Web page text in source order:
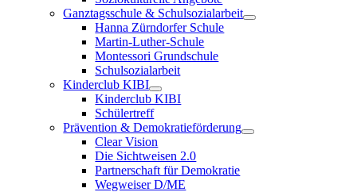
Ganztagsschule & Schulsozialarbeit
Hanna Zürndorfer Schule
Martin-Luther-Schule
Montessori Grundschule
Schulsozialarbeit
Kinderclub KIBI
Kinderclub KIBI
Schülertreff
Prävention & Demokratieförderung
Clear Vision
Die Sichtweisen 2.0
Partnerschaft für Demokratie
Wegweiser D/ME